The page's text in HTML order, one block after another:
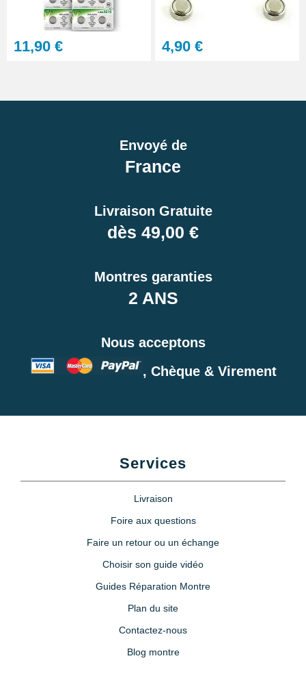
11,90 € 4,90 €
Envoyé de
France
Livraison Gratuite
dès 49,00 €
Montres garanties
2 ANS
Nous acceptons
, Chèque & Virement
Services
Livraison
Foire aux questions
Faire un retour ou un échange
Choisir son guide vidéo
Guides Réparation Montre
Plan du site
Contactez-nous
Blog montre